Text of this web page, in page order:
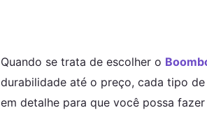
Quando se trata de escolher o
durabilidade até o preço, cada tipo de
em detalhe para que você possa